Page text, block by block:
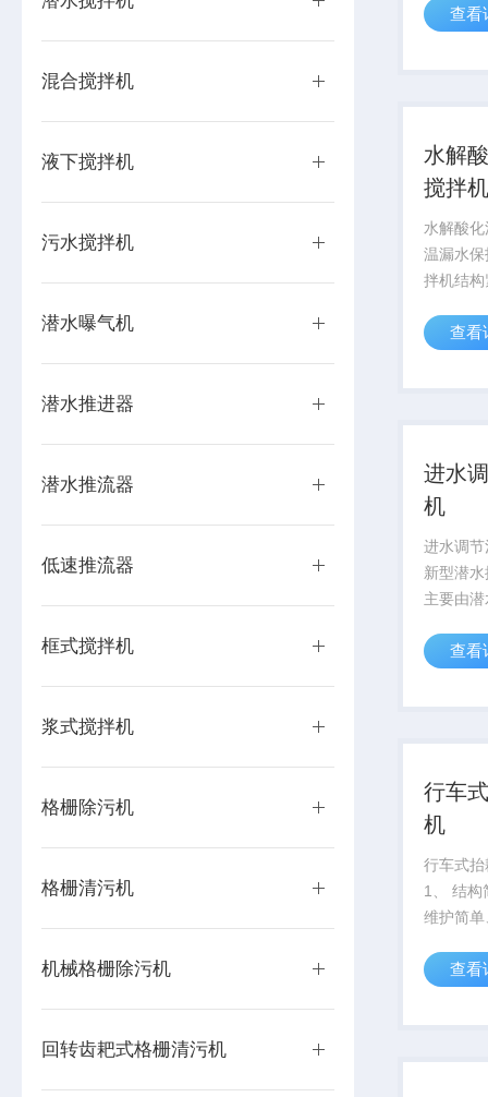
混合搅拌机
液下搅拌机
污水搅拌机
潜水曝气机
潜水推进器
潜水推流器
低速推流器
框式搅拌机
浆式搅拌机
格栅除污机
格栅清污机
机械格栅除污机
回转齿耙式格栅清污机
污水处
池；推
查看
水解
搅拌机
水解酸
温漏水
拌机结
方便、
能，可
查看
进水
机
进水调
新型潜
主要由
构、电
流，利
查看
行车
机
行车式
1、 结构
维护简
用联轴
轮可为
查看